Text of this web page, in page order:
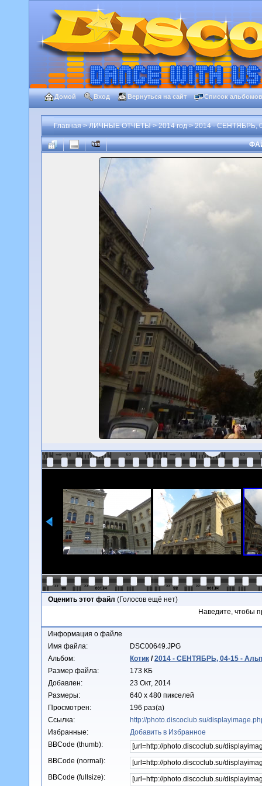
Домой Вход Вернуться на сайт Список альбомов
Главная>ЛИЧНЫЕ ОТЧЁТЫ>2014 год>2014 - СЕНТЯБРЬ,
Оценить этот файл (Голосов ещё нет)
Наведите, чтобы
Информация о файле
Имя файла:
DSC00649.JPG
Альбом:
Котик /2014 - СЕНТЯБРЬ, 04-15 -
Размер файла:
173 КБ
Добавлен:
23 Окт, 2014
Размеры:
640 x 480 пикселей
Просмотрен:
196 раз(а)
Ссылка:
http://photo.discoclub.su/
Избранные:
Добавить в Избранное
BBCode (thumb):
BBCode (normal):
BBCode (fullsize):